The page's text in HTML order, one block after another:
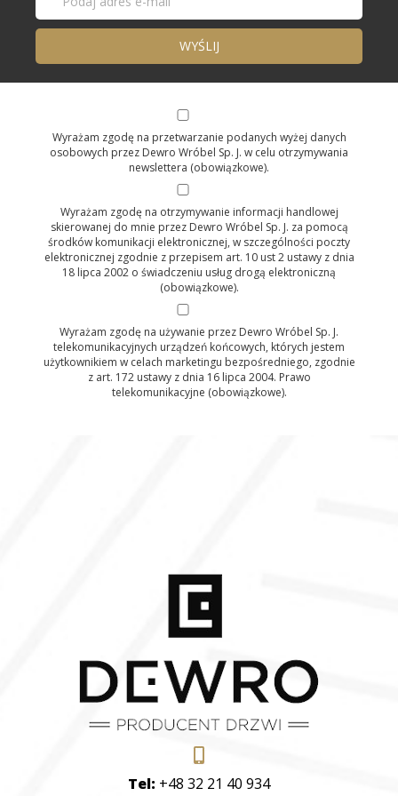
Wyrażam zgodę na przetwarzanie podanych wyżej danych
osobowych przez Dewro Wróbel Sp. J. w celu otrzymywania
newslettera (obowiązkowe).
Wyrażam zgodę na otrzymywanie informacji handlowej
skierowanej do mnie przez Dewro Wróbel Sp. J. za pomocą
środków komunikacji elektronicznej, w szczególności poczty
elektronicznej zgodnie z przepisem art. 10 ust 2 ustawy z dnia
18 lipca 2002 o świadczeniu usług drogą elektroniczną
(obowiązkowe).
Wyrażam zgodę na używanie przez Dewro Wróbel Sp. J.
telekomunikacyjnych urządzeń końcowych, których jestem
użytkownikiem w celach marketingu bezpośredniego, zgodnie
z art. 172 ustawy z dnia 16 lipca 2004. Prawo
telekomunikacyjne (obowiązkowe).
Tel: +48 32 21 40 934